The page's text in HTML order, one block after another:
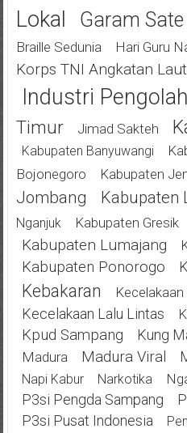
Lokal
Garam Sate
Braille Sedunia
Hari Guru
Korps TNI Angkatan Laut
Industri
Timur
Jimad Sakteh
Kabupaten Banyuwangi
Bojonegoro
Kabupaten
Jombang
Kabupaten
Nganjuk
Kabupaten Gresik
Kabupaten Lumajang
Kabupaten Ponorogo
Kebakaran Kecelakaan
Kecelakaan Lalu Lintas
Kpud Sampang Kung
Madura Madura Viral
Napi Kabur
Narkotika
P3si Pengda Sampang
P3si Pusat Indonesia